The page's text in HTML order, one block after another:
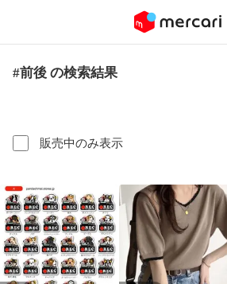
#前後 の検索結果
販売中のみ表示